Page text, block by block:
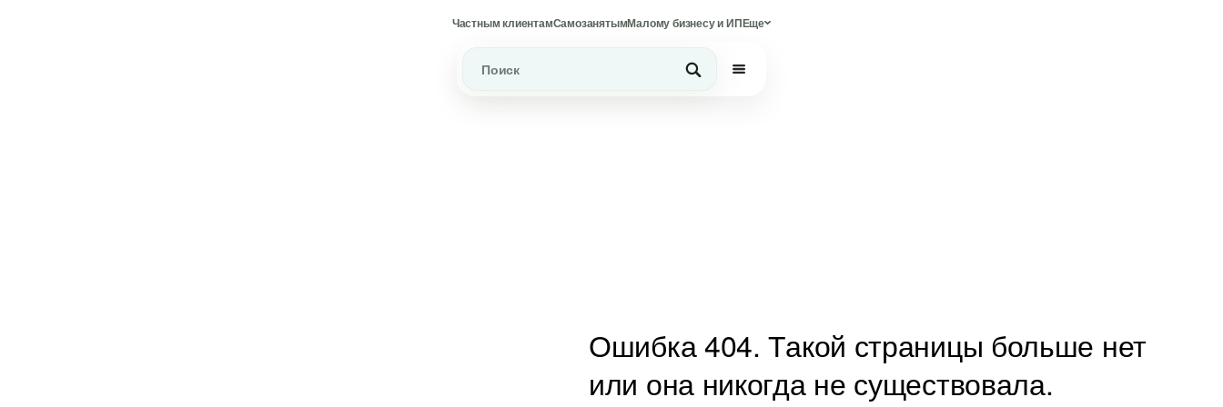
Частным клиентамСамозанятымМалому бизнесу и ИПЕще
Ошибка 404. Такой страницы больше нет
или она никогда не существовала.